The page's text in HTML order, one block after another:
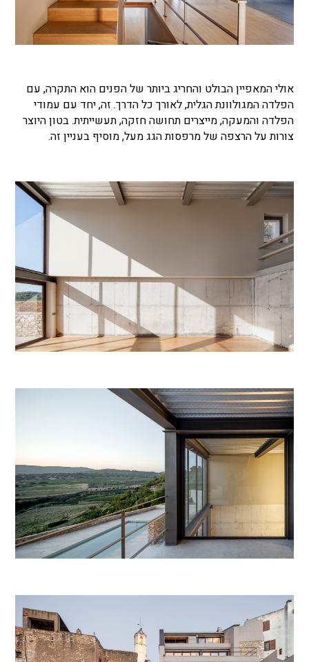
אולי המאפיין הבולט והחריג ביותר של הפנים הוא התקרה, עם
הפלדה המגולוונת הגלית, לאורך כל הדרך. זה, יחד עם עמודי
הפלדה והמעקה, מייצרים תחושה חזקה, תעשייתית. בטון היוצר
צורות על הרצפה של מרפסות הגג מעל, מוסיף בעניין זה.